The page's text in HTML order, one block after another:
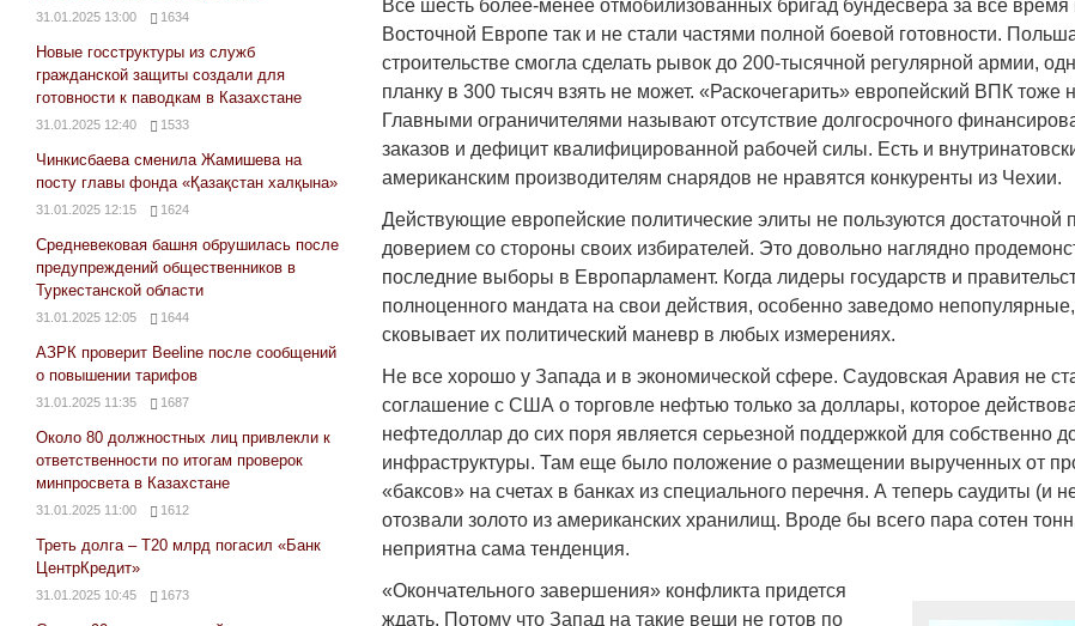
Все шесть более-менее отмобилизованных бригад бундесвера за все
Восточной Европе так и не стали частями полной боевой готовности.
строительстве смогла сделать рывок до 200-тысячной регулярной армии,
планку в 300 тысяч взять не может. «Раскочегарить» европейский ВПК тоже
Главными ограничителями называют отсутствие долгосрочного
заказов и дефицит квалифицированной рабочей силы. Есть и
американским производителям снарядов не нравятся конкуренты из Чехии.
Действующие европейские политические элиты не пользуются достаточной
доверием со стороны своих избирателей. Это довольно наглядно
последние выборы в Европарламент. Когда лидеры государств и
полноценного мандата на свои действия, особенно заведомо непопулярные,
сковывает их политический маневр в любых измерениях.
Не все хорошо у Запада и в экономической сфере. Саудовская Аравия не
соглашение с США о торговле нефтью только за доллары, которое
нефтедоллар до сих поря является серьезной поддержкой для собственно
инфраструктуры. Там еще было положение о размещении вырученных от
«баксов» на счетах в банках из специального перечня. А теперь саудиты (и
отозвали золото из американских хранилищ. Вроде бы всего пара сотен
неприятна сама тенденция.
«Окончательного завершения» конфликта придется
ждать. Потому что Запад на такие вещи не готов по
31.01.2025 13:00 1634
Новые госструктуры из служб
гражданской защиты создали для
готовности к паводкам в Казахстане
31.01.2025 12:40 1533
Чинкисбаева сменила Жамишева на
посту главы фонда «Қазақстан халқына»
31.01.2025 12:15 1624
Средневековая башня обрушилась после
предупреждений общественников в
Туркестанской области
31.01.2025 12:05 1644
АЗРК проверит Beeline после сообщений
о повышении тарифов
31.01.2025 11:35 1687
Около 80 должностных лиц привлекли к
ответственности по итогам проверок
минпросвета в Казахстане
31.01.2025 11:00 1612
Треть долга – Т20 млрд погасил «Банк
ЦентрКредит»
31.01.2025 10:45 1673